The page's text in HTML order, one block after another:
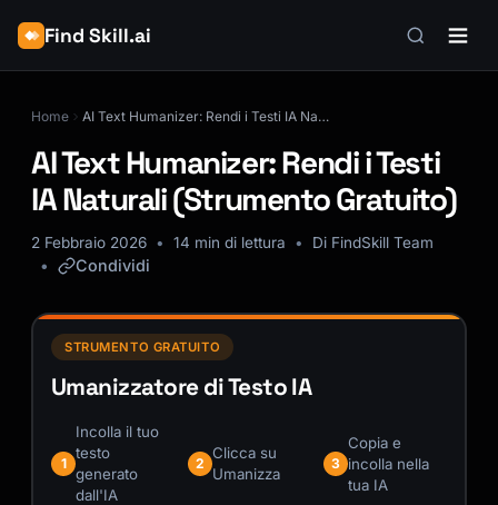
Find Skill.ai
Home AI Text Humanizer: Rendi i Testi IA Naturali (Strumento Gratuito)
AI Text Humanizer: Rendi i Testi
IA Naturali (Strumento Gratuito)
2 Febbraio 2026 14 min di lettura Di FindSkill Team
Condividi
STRUMENTO GRATUITO
Umanizzatore di Testo IA
1
Incolla il tuo
testo
generato
dall'IA
2
Clicca su
Umanizza
3
Copia e
incolla nella
tua IA